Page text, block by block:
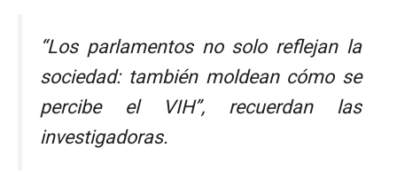
“Los parlamentos no solo reflejan la
sociedad: también moldean cómo se
percibe el VIH”, recuerdan las
investigadoras.